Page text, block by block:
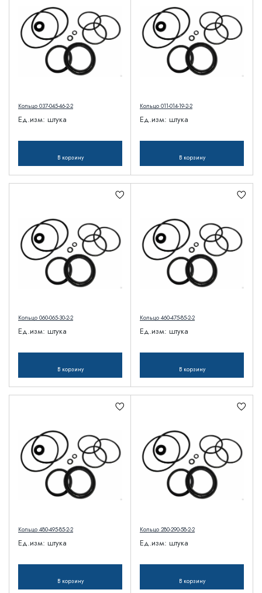
Кольцо 037-045-46-2-2
Ед.изм: штука
В корзину
Кольцо 011-014-19-2-2
Ед.изм: штука
В корзину
Кольцо 060-065-30-2-2
Ед.изм: штука
В корзину
Кольцо 460-475-85-2-2
Ед.изм: штука
В корзину
Кольцо 480-495-85-2-2
Ед.изм: штука
В корзину
Кольцо 280-290-58-2-2
Ед.изм: штука
В корзину